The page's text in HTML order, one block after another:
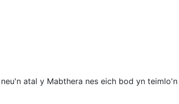
atal y Mabthera nes eich bod yn